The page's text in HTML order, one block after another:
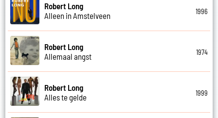
Robert Long
Alleen in Amstelveen
1996
Robert Long
Allemaal angst
1974
Robert Long
Alles te gelde
1999